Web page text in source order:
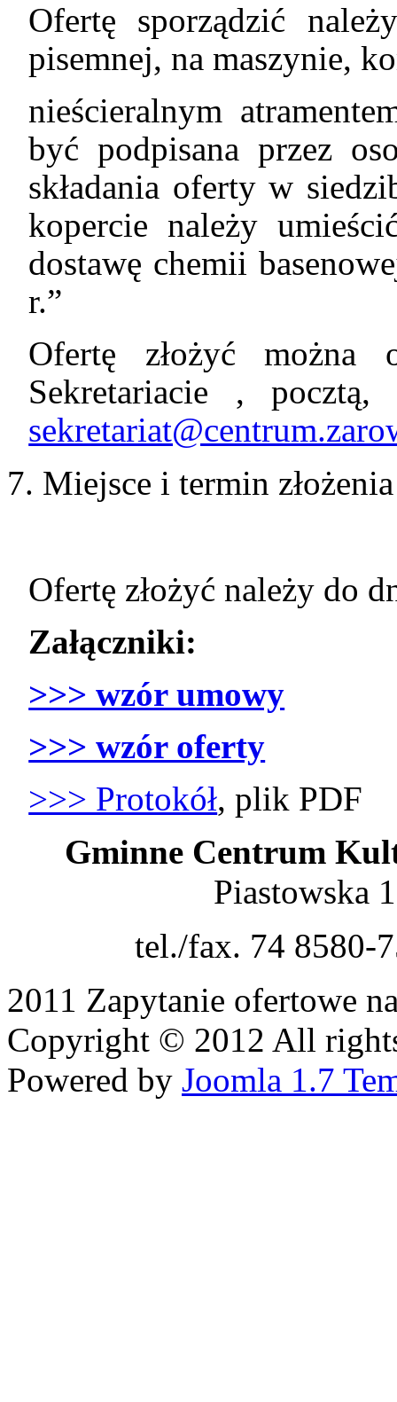
Ofertę sporządzić
pisemnej, na maszynie,
nieścieralnym
być podpisana przez
składania oferty w
kopercie należy
dostawę chemii
r.”
Ofertę złożyć można
Sekretariacie , pocztą,
Miejsce i termin
Ofertę złożyć należy do
Załączniki:
>>> wzór umowy
>>> wzór oferty
>>> Protokół, plik PDF
Gminne Centrum
Piastowska
tel./fax. 74 8580-
2011 Zapytanie ofertowe
Copyright © 2012 All
Powered by Joomla 1.7